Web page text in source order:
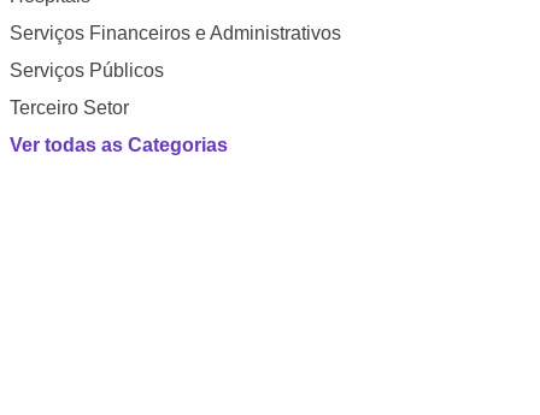
Serviços Financeiros e Administrativos
Serviços Públicos
Terceiro Setor
Ver todas as Categorias